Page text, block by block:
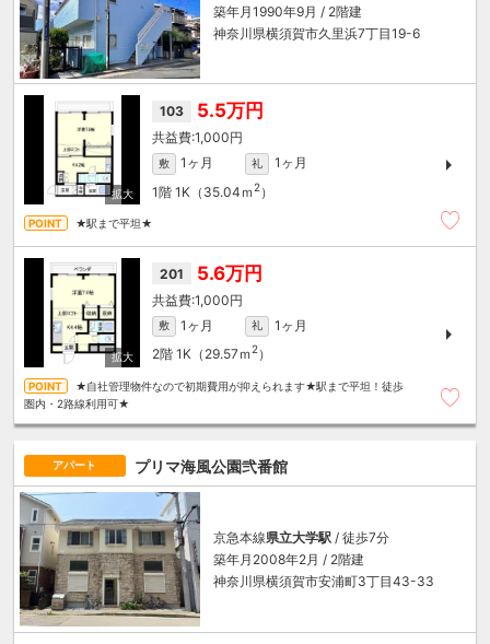
築年月1990年9月 / 2階建
神奈川県横須賀市久里浜7丁目19-6
103 5.5万円
1,000円
敷 1ヶ月 礼
1ヶ月
1階 1K（35.04ｍ 2）
★駅まで平坦★
201 5.6万円
1,000円
敷 1ヶ月 礼
1ヶ月
2階 1K（29.57ｍ 2）
★自社管理物件なので初期費用が抑えられます★駅まで平坦！徒歩
圏内・2路線利用可★
アパート プリマ海風公園弐番館
京急本線県立大学駅 / 徒歩7分
築年月2008年2月 / 2階建
神奈川県横須賀市安浦町3丁目43-33